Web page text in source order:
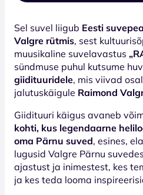
Sel suvel liigub Eesti
Valgre rütmis, sest
muusikaline suvelavastus
sündmuse puhul kutsume
giidituuridele, mis viivad
jalutuskäigule Raimond
Giidituuri käigus avaneb
kohti, kus legendaarne
oma Pärnu suved, esines,
lugusid Valgre Pärnu
ajastust ja inimestest, kes
ja kes teda looma